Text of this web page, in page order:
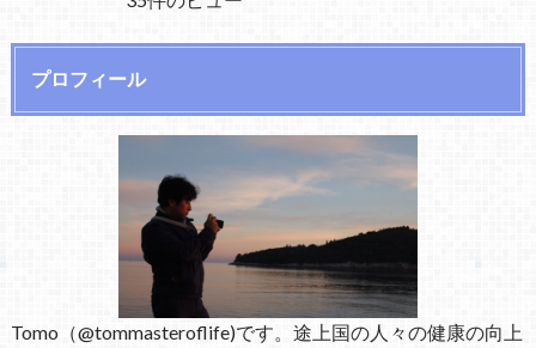
プロフィール
Tomo（@tommasteroflife)です。途上国の人々の健康の向上